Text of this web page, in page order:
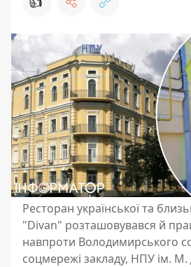
Ресторан української та
"Divan" розташовувався й
навпроти Володимирського
соцмережі закладу, НПУ ім.